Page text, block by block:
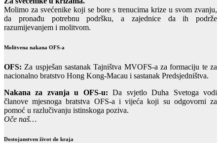
Molimo za svećenike koji se bore s trenucima krize u svom zvanju,
da pronađu potrebnu podršku, a zajednice da ih podrže
razumijevanjem i molitvom.
Molitvena nakana OFS-a
OFS: Za uspješan sastanak Tajništva MVOFS-a za formaciju te za
nacionalno bratstvo Hong Kong-Macau i sastanak Predsjedništva.
Nakana za zvanja u OFS-u: Da svjetlo Duha Svetoga vodi
članove mjesnoga bratstva OFS-a i vijeća koji su odgovorni za
pomoć u razlučivanju istinskoga poziva.
Oče naš…
Dostojanstven život do kraja